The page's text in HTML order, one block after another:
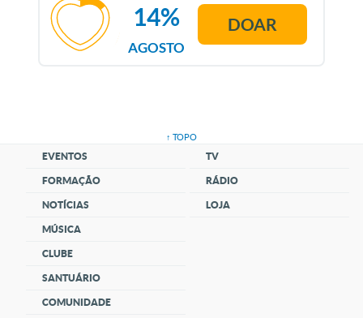
AGOSTO
14% DOAR
↑ TOPO
EVENTOS
FORMAÇÃO
NOTÍCIAS
MÚSICA
CLUBE
SANTUÁRIO
COMUNIDADE
TV
RÁDIO
LOJA